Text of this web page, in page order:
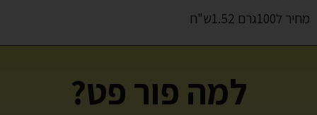
מחיר ל100גרם 1.52ש"ח
למה פור פט?